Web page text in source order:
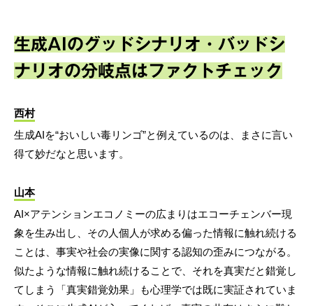
生成AIのグッドシナリオ・バッドシ
ナリオの分岐点はファクトチェック
西村
生成AIを“おいしい毒リンゴ”と例えているのは、まさに言い
得て妙だなと思います。
山本
AI×アテンションエコノミーの広まりはエコーチェンバー現
象を生み出し、その人個人が求める偏った情報に触れ続ける
ことは、事実や社会の実像に関する認知の歪みにつながる。
似たような情報に触れ続けることで、それを真実だと錯覚し
てしまう「真実錯覚効果」も心理学では既に実証されていま